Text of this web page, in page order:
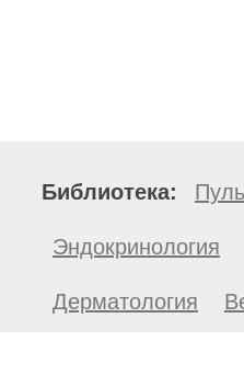
Библиотека:
Эндокринология
Дерматология